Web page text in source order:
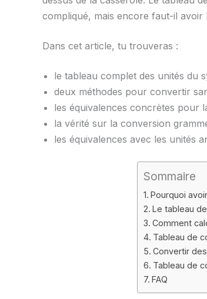
compliqué, mais encore faut-il avoir
Dans cet article, tu trouveras :
le tableau complet des unités du
deux méthodes pour convertir
les équivalences concrètes pour
la vérité sur la conversion
les équivalences avec les unités
Sommaire
Pourquoi
Le tableau
Comment
Tableau de
Convertir
Tableau de
FAQ